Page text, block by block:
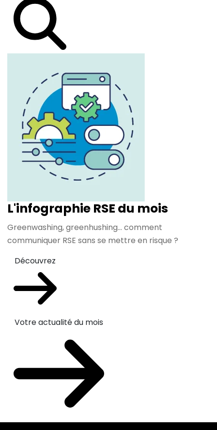
L'infographie RSE du mois
Greenwashing, greenhushing… comment
communiquer RSE sans se mettre en risque ?
Découvrez
Votre actualité du mois